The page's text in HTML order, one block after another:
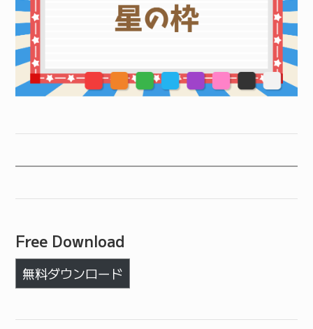
Free Download
無料ダウンロード